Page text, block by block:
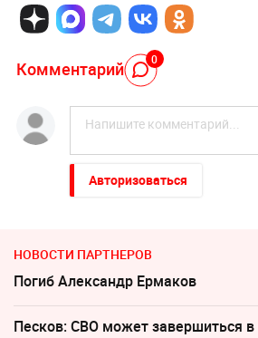
Комментарий 0
Авторизоваться
НОВОСТИ ПАРТНЕРОВ
Погиб Александр Ермаков
Песков: СВО может завершиться